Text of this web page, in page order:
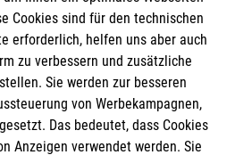
Cookies sind für den technischen
erforderlich, helfen uns aber auch
zu verbessern und zusätzliche
Sie werden zur besseren
von Werbekampagnen,
Das bedeutet, dass Cookies
Anzeigen verwendet werden. Sie